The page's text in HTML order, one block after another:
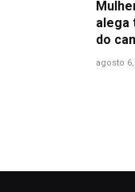
alega
do
agosto 6,